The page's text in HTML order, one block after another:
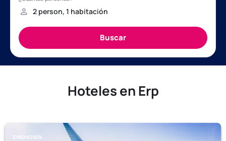
Hoteles en Erp
EINDHOVEN